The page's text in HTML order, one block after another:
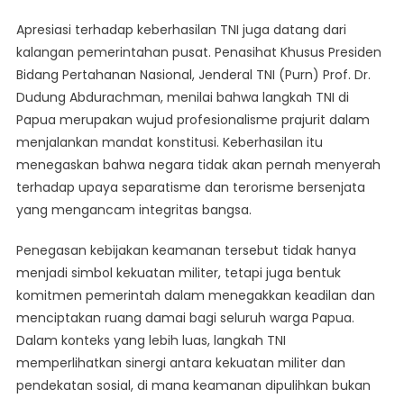
Apresiasi terhadap keberhasilan TNI juga datang dari
kalangan pemerintahan pusat. Penasihat Khusus Presiden
Bidang Pertahanan Nasional, Jenderal TNI (Purn) Prof. Dr.
Dudung Abdurachman, menilai bahwa langkah TNI di
Papua merupakan wujud profesionalisme prajurit dalam
menjalankan mandat konstitusi. Keberhasilan itu
menegaskan bahwa negara tidak akan pernah menyerah
terhadap upaya separatisme dan terorisme bersenjata
yang mengancam integritas bangsa.
Penegasan kebijakan keamanan tersebut tidak hanya
menjadi simbol kekuatan militer, tetapi juga bentuk
komitmen pemerintah dalam menegakkan keadilan dan
menciptakan ruang damai bagi seluruh warga Papua.
Dalam konteks yang lebih luas, langkah TNI
memperlihatkan sinergi antara kekuatan militer dan
pendekatan sosial, di mana keamanan dipulihkan bukan